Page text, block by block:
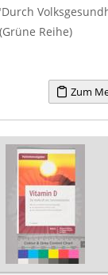
Reihe)
Zum